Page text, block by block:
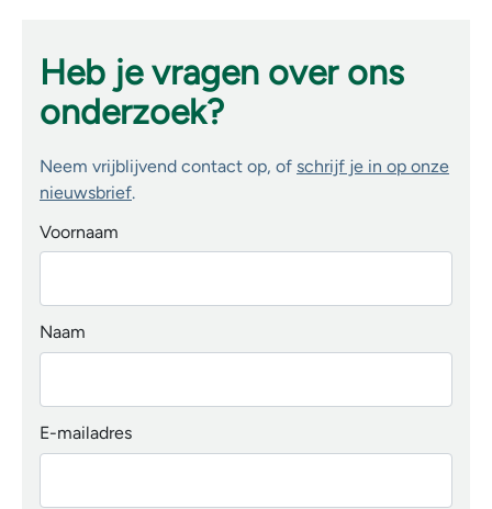
Heb je vragen over ons
onderzoek?
Neem vrijblijvend contact op, of schrijf je in op onze
nieuwsbrief.
Voornaam
Naam
E-mailadres